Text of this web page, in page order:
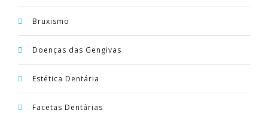
Bruxismo
Doenças das Gengivas
Estética Dentária
Facetas Dentárias